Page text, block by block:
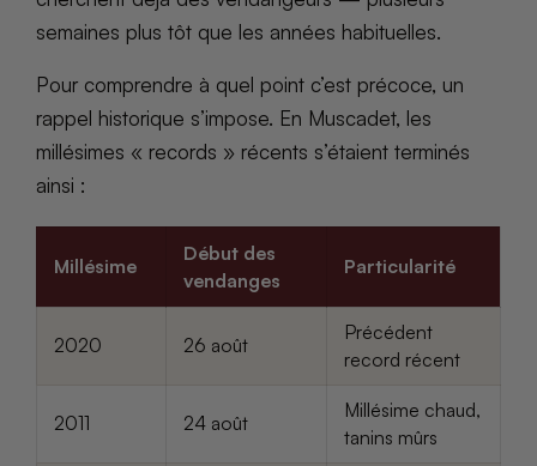
semaines plus tôt que les années habituelles.
Pour comprendre à quel point c’est précoce, un
rappel historique s’impose. En Muscadet, les
millésimes « records » récents s’étaient terminés
ainsi :
Millésime
Début des
vendanges
Particularité
2020 26 août
Précédent
record récent
2011 24 août
Millésime chaud,
tanins mûrs